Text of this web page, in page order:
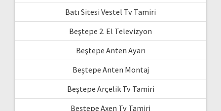
Batı Sitesi Vestel Tv Tamiri
Beştepe 2. El Televizyon
Beştepe Anten Ayarı
Beştepe Anten Montaj
Beştepe Arçelik Tv Tamiri
Beştepe Axen Tv Tamiri